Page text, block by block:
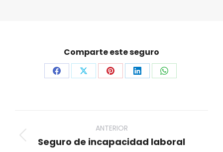
Comparte este seguro
Share Share Share Share Share
entre
proyectos
ANTERIOR
Proyecto
Seguro de incapacidad laboral